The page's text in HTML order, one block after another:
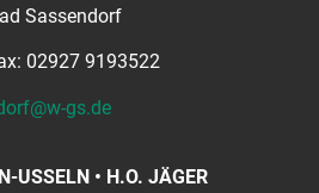
Sassendorf
02927 9193522
gs.de
USSELN • H.O. JÄGER